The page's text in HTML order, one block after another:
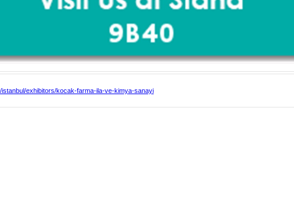
istanbul/exhibitors/kocak-farma-ila-ve-kimya-sanayi